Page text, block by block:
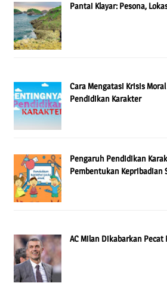
Pantai Klayar: Pesona,
Cara Mengatasi Krisis
Pendidikan Karakter
Pengaruh Pendidikan
Pembentukan Kepribadian
AC Milan Dikabarkan Pecat